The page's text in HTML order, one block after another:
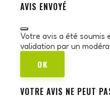
AVIS ENVOYÉ
Votre avis a été soumis
validation par un
OK
VOTRE AVIS NE PEUT